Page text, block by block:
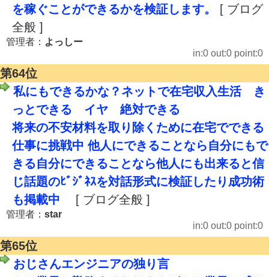
を稼ぐことができるかを検証します。
[ ブログ
全般 ]
管理者： よっしー
in:0 out:0 point:0
第64位
私にもできるかな？ネットで在宅収入生活 き
っとできる イヤ 絶対できる
将来の不安材料を取り除くために在宅でできる
仕事に挑戦中 他人にできることなら自分にもで
きる自分にできることなら他人にも出来ると信
じ話題のﾋﾞｼﾞﾈｽを対話形式に検証したり成功術
も掲載中
[ ブログ全般 ]
管理者： star
in:0 out:0 point:0
第65位
おじさんエンジニアの独り言